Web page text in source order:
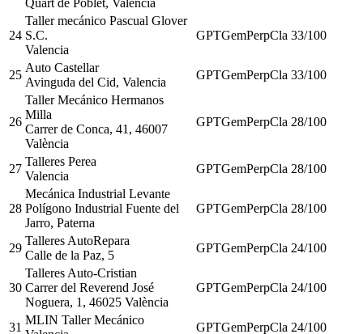
24
Taller mecánico Pascual Glover
S.C.
Valencia
GPTGemPerpCla 33/100
25
Auto Castellar
Avinguda del Cid, Valencia
GPTGemPerpCla 33/100
26
Taller Mecánico Hermanos
Milla
Carrer de Conca, 41, 46007
València
GPTGemPerpCla 28/100
27
Talleres Perea
Valencia
GPTGemPerpCla 28/100
28
Mecánica Industrial Levante
Polígono Industrial Fuente del
Jarro, Paterna
GPTGemPerpCla 28/100
29
Talleres AutoRepara
Calle de la Paz, 5
GPTGemPerpCla 24/100
30
Talleres Auto-Cristian
Carrer del Reverend José
Noguera, 1, 46025 València
GPTGemPerpCla 24/100
31
MLIN Taller Mecánico
GPTGemPerpCla 24/100